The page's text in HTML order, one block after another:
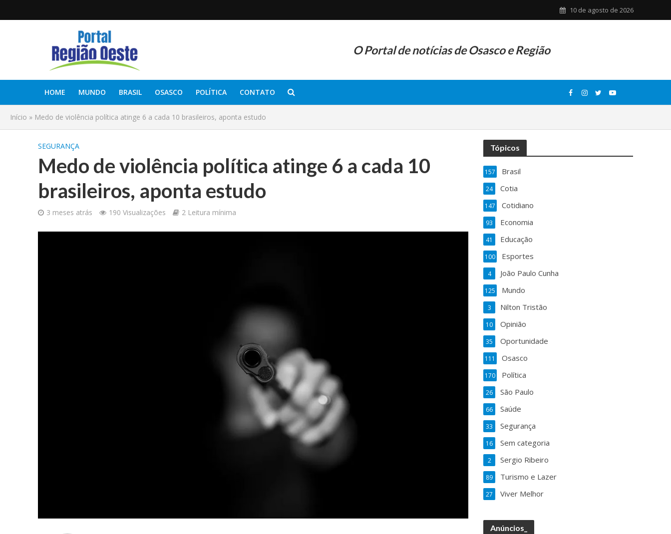
10 de agosto de 2026
O Portal de notícias de Osasco e Região
HOME MUNDO BRASIL OSASCO POLÍTICA CONTATO
Início » Medo de violência política atinge 6 a cada 10 brasileiros, aponta estudo
SEGURANÇA
Medo de violência política atinge 6 a cada 10
brasileiros, aponta estudo
3 meses atrás 190 Visualizações 2 Leitura mínima
Tópicos
Brasil
157
Cotia
24
Cotidiano
147
Economia
93
Educação
41
Esportes
100
João Paulo Cunha
4
Mundo
125
Nilton Tristão
3
Opinião
10
Oportunidade
35
Osasco
111
Política
170
São Paulo
26
Saúde
66
Segurança
33
Sem categoria
16
Sergio Ribeiro
2
Turismo e Lazer
89
Viver Melhor
27
Anúncios_